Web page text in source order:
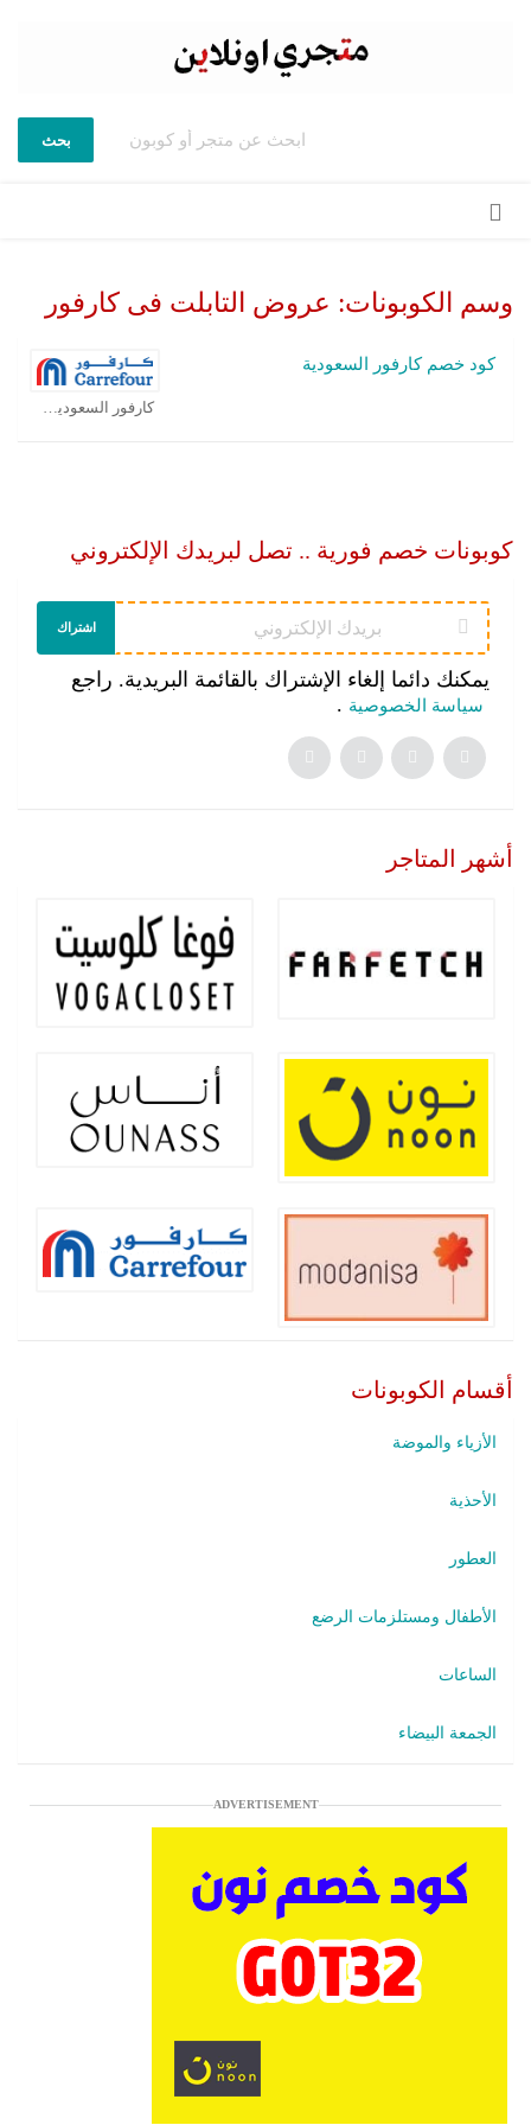
بحث
وسم الكوبونات: عروض التابلت فى كارفور
كود خصم كارفور السعودية
كوبونات خصم فورية .. تصل لبريدك الإلكتروني
اشتراك
يمكنك دائما إلغاء الإشتراك بالقائمة البريدية. راجع
سياسة الخصوصية .
أشهر المتاجر
أقسام الكوبونات
الأزياء والموضة
الأحذية
العطور
الأطفال ومستلزمات الرضع
الساعات
الجمعة البيضاء
ADVERTISEMENT